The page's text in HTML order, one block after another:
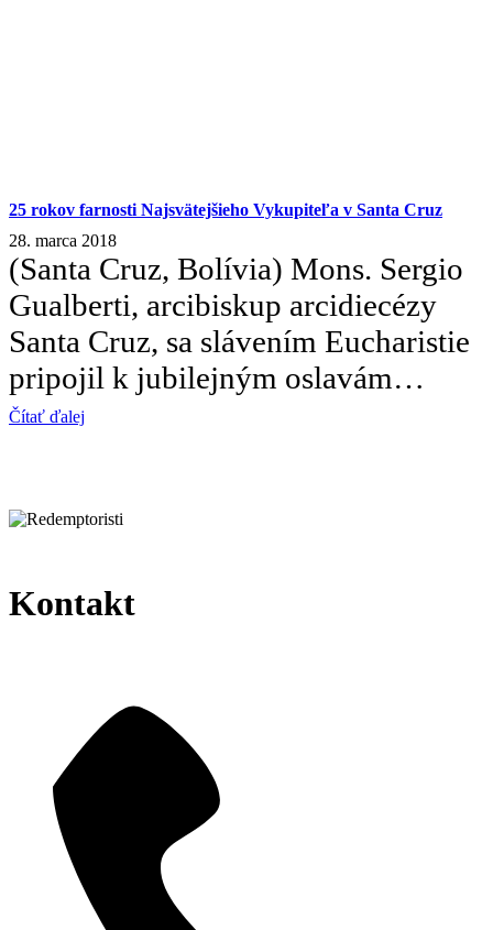
25 rokov farnosti Najsvätejšieho Vykupiteľa v Santa Cruz
28. marca 2018
(Santa Cruz, Bolívia) Mons. Sergio
Gualberti, arcibiskup arcidiecézy
Santa Cruz, sa slávením Eucharistie
pripojil k jubilejným oslavám…
Čítať ďalej
Kontakt